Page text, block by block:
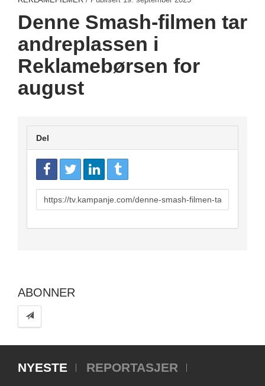
Denne Smash-filmen tar
andreplassen i
Reklamebørsen for
august
Del
URL
to
ABONNER
NYESTE
REPORTASJER